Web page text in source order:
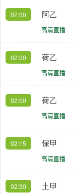
02:00 阿乙
高清直播
02:00 荷乙
高清直播
02:00 荷乙
高清直播
02:15 保甲
高清直播
02:30 土甲